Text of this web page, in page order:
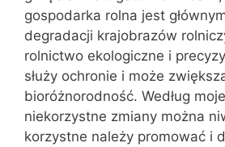
gospodarka rolna jest
degradacji krajobrazów
rolnictwo ekologiczne i
służy ochronie i może
bioróżnorodność. Według
niekorzystne zmiany można
korzystne należy promować i